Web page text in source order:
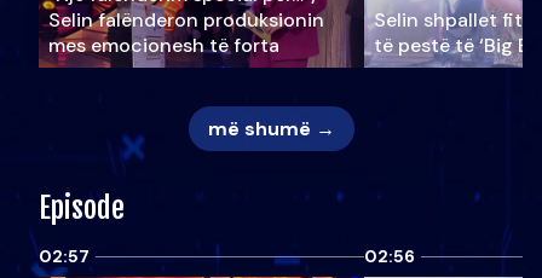
Selin falënderon produksionin
mes emocionesh të forta
Selin shpallet
të pestë të ‘Big
më shumë →
Episode
02:57 02:56